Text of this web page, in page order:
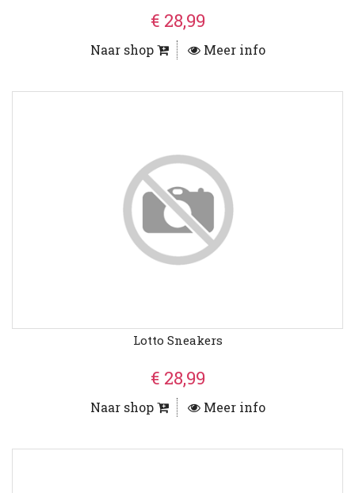
€ 28,99
Naar shop Meer info
Lotto Sneakers
€ 28,99
Naar shop Meer info